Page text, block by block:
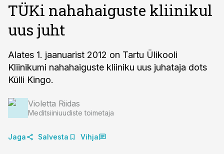
TÜKi nahahaiguste kliinikul
uus juht
Alates 1. jaanuarist 2012 on Tartu Ülikooli
Kliinikumi nahahaiguste kliiniku uus juhataja dots
Külli Kingo.
Violetta Riidas
Meditsiiniuudiste toimetaja
Jaga Salvesta Vihja